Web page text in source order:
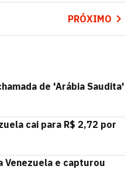
PRÓXIMO
de 'Arábia Saudita'
cai para R$ 2,72 por
Venezuela e capturou